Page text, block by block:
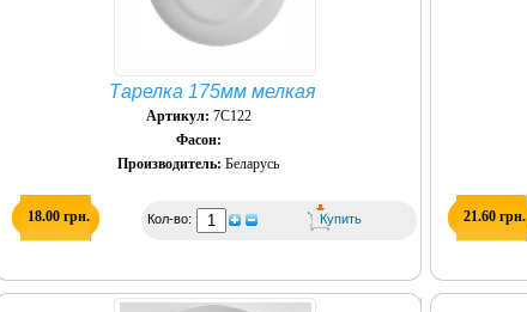
Тарелка 175мм мелкая
Артикул: 7С122
Фасон:
Производитель: Беларусь
18.00 грн. Кол-во: 21.60 грн.